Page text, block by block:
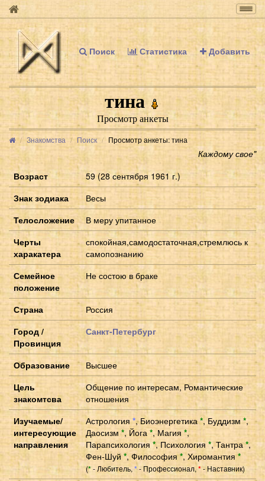
Поиск Статистика Добавить
тина
Просмотр анкеты
Знакомства Поиск Просмотр анкеты: тина
Каждому свое"
Возраст
59 (28 сентября 1961 г.)
Знак зодиака
Весы
Телосложение
В меру упитанное
Черты
харакатера
спокойная,самодостаточная,стремлюсь к
самопознанию
Семейное
положение
Не состою в браке
Страна
Россия
Город /
Провинция
Санкт-Петербург
Образование
Высшее
Цель
знакомтсва
Общение по интересам, Романтические
отношения
Изучаемые/
интересующие
направления
Астрология*,Биоэнергетика*, Буддизм*,
Даосизм *,Йога*, Магия *,
Парапсихология*, Психология *,Тантра *,
Фен-Шуй *,Философия*,Хиромантия*
(*- Любитель, * - Профессионал, *- Наставник)